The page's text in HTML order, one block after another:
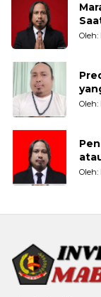
Oleh:
Oleh:
Oleh: